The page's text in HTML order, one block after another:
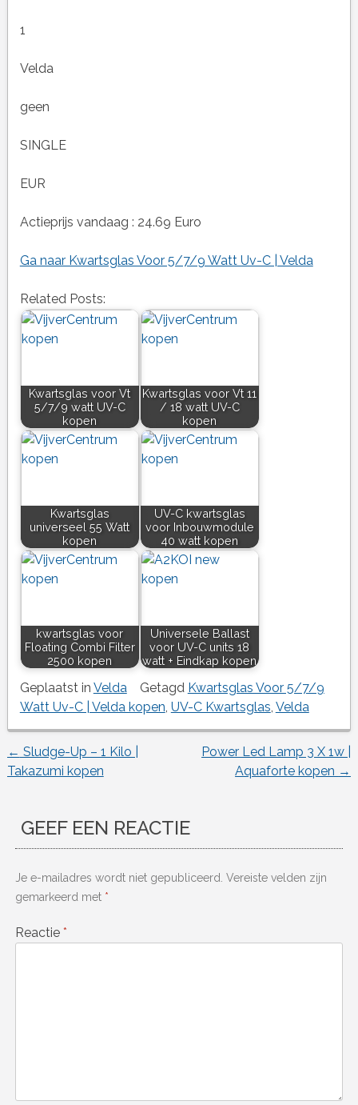
1
Velda
geen
SINGLE
EUR
Actieprijs vandaag : 24.69 Euro
Ga naar Kwartsglas Voor 5/7/9 Watt Uv-C | Velda
Related Posts:
Kwartsglas voor Vt
5/7/9 watt UV-C
kopen
Kwartsglas voor Vt 11
/ 18 watt UV-C
kopen
Kwartsglas
universeel 55 Watt
kopen
UV-C kwartsglas
voor Inbouwmodule
40 watt kopen
kwartsglas voor
Floating Combi Filter
2500 kopen
Universele Ballast
voor UV-C units 18
watt + Eindkap kopen
Geplaatst in Velda Getagd Kwartsglas Voor 5/7/9
Watt Uv-C | Velda kopen, UV-C Kwartsglas, Velda
Berichtnavigatie
← Sludge-Up – 1 Kilo |
Takazumi kopen
Power Led Lamp 3 X 1w |
Aquaforte kopen →
GEEF EEN REACTIE
Je e-mailadres wordt niet gepubliceerd. Vereiste velden zijn
gemarkeerd met *
Reactie *